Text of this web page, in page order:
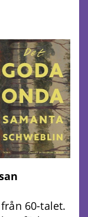
60-talet.